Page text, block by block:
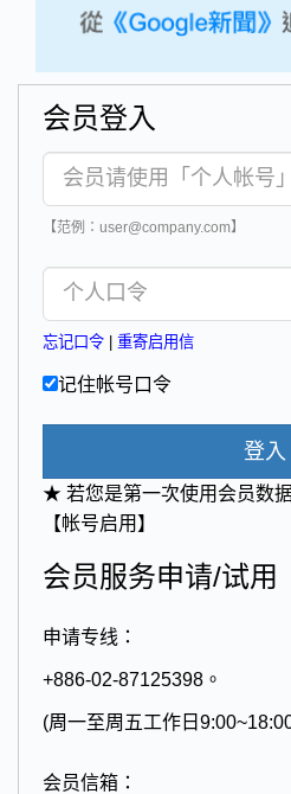
会员登入
【范例：user@company.com】
忘记口令 重寄启用信
记住帐号口令
登入
★ 若您是第一次使用会员数
【帐号启用】
会员服务申请/试用
申请专线：
+886-02-87125398。
(周一至周五工作日
会员信箱：